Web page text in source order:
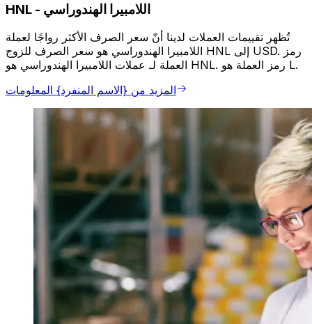
HNL - اللامبيرا الهندوراسي
تُظهر تقييمات العملات لدينا أنّ سعر الصرف الأكثر رواجًا لعملة
اللامبيرا الهندوراسي هو سعر الصرف للزوج HNL إلى USD. رمز
العملة لـ عملات اللامبيرا الهندوراسي هو HNL. رمز العملة هو L.
المزيد من {الاسم المنفرد} المعلومات